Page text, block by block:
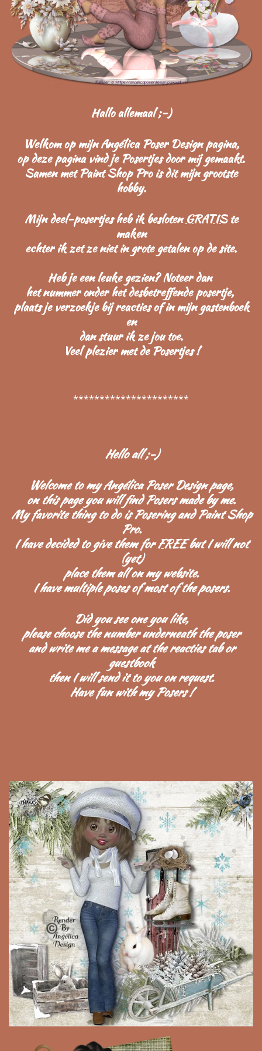
Hallo allemaal ;-)
Welkom op mijn Angélica Poser Design pagina,
op deze pagina vind je Posertjes door mij gemaakt.
Samen met Paint Shop Pro is dit mijn grootste
hobby.
Mijn deel-posertjes heb ik beslotenGRATISte
maken
echter ik zet ze niet in grote getalen op de site.
Heb je een leuke gezien? Noteer dan
het nummer onder het desbetreffende posertje,
plaats je verzoekje bij reacties of in mijn gastenboek
en
dan stuur ik ze jou toe.
Veel plezier met de Posertjes !
**********************
Hello all ;-)
Welcome to my Angélica Poser Design page,
on this page you will find Posers made by me.
My favorite thing to do is Posering and Paint Shop
Pro.
I have decided to give them forFREEbut I will not
(yet)
place them all on my website.
I have multiple poses of most of the posers.
Did you see one you like,
please choosethe number underneath the poser
andwrite me a message at the reacties tab or
guestbook
then I will send it to you on request.
Have fun with my Posers !